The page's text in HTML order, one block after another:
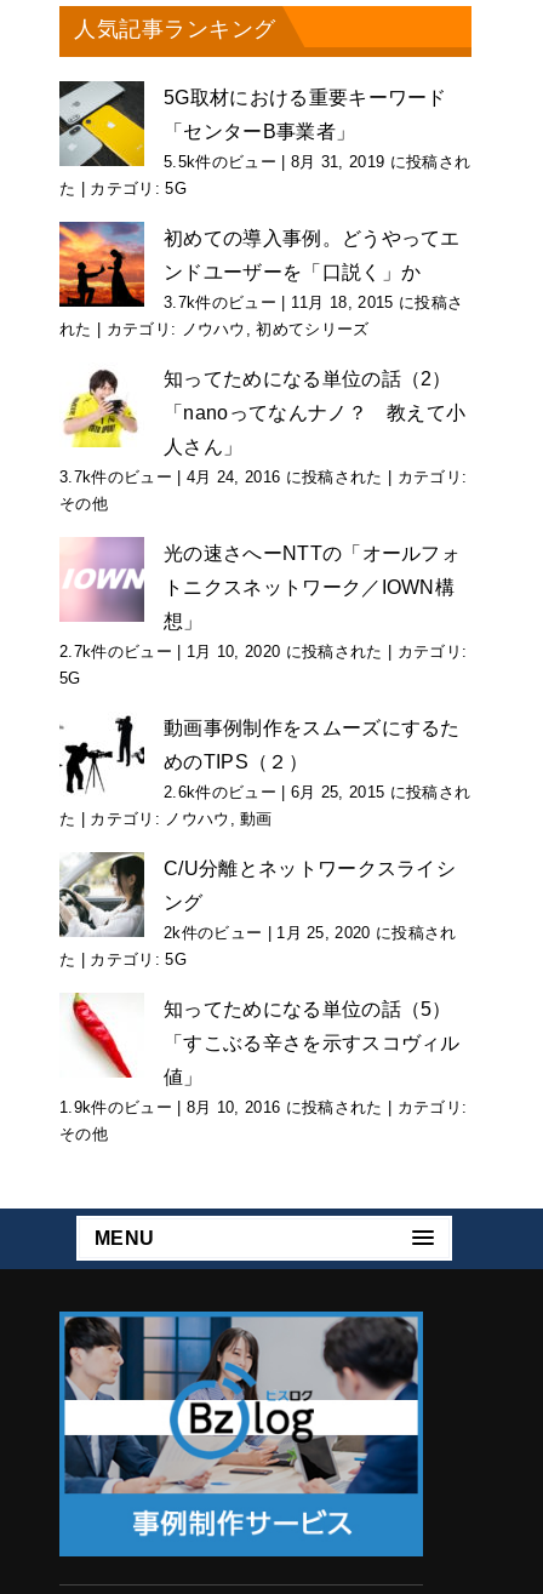
人気記事ランキング
5G取材における重要キーワード
「センターB事業者」
5.5k件のビュー | 8月 31, 2019 に投稿され
た | カテゴリ:5G
初めての導入事例。どうやってエ
ンドユーザーを「口説く」か
3.7k件のビュー | 11月 18, 2015 に投稿さ
れた | カテゴリ: ノウハウ ,初めてシリーズ
知ってためになる単位の話（2）
「nanoってなんナノ？ 教えて小
人さん」
3.7k件のビュー | 4月 24, 2016 に投稿された | カテゴリ:
その他
光の速さへーNTTの「オールフォ
トニクスネットワーク／IOWN構
想」
2.7k件のビュー | 1月 10, 2020 に投稿された | カテゴリ:
5G
動画事例制作をスムーズにするた
めのTIPS（２）
2.6k件のビュー | 6月 25, 2015 に投稿され
た | カテゴリ: ノウハウ ,動画
C/U分離とネットワークスライシ
ング
2k件のビュー | 1月 25, 2020 に投稿され
た | カテゴリ:5G
知ってためになる単位の話（5）
「すこぶる辛さを示すスコヴィル
値」
1.9k件のビュー | 8月 10, 2016 に投稿された | カテゴリ:
その他
MENU